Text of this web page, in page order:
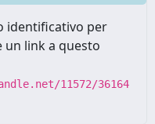
identificativo per
un link a questo
11572/36164